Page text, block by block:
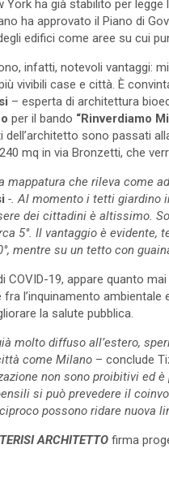
ha già stabilito per legge
ha approvato il Piano di
edifici come aree su cui
infatti, notevoli vantaggi:
vivibili case e città. È
– esperta di architettura
per il bando “Rinverdiamo
sono passati
mq in via Bronzetti, che
mappatura che rileva come
-. Al momento i tetti giardino
dei cittadini è altissimo.
5°. Il vantaggio è evidente,
mentre su un tetto con
COVID-19, appare quanto
l’inquinamento
la salute pubblica.
molto diffuso all’estero,
come Milano – conclude
non sono proibitivi ed
si può prevedere il
possono ridare nuova
ARCHITETTO firma